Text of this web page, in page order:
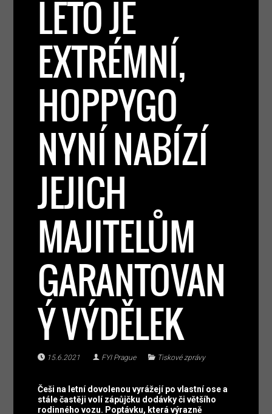
LÉTO JE
EXTRÉMNÍ,
HOPPYGO
NYNÍ NABÍZÍ
JEJICH
MAJITELŮM
GARANTOVAN
Ý VÝDĚLEK
15.6.2021 FYI Prague Tiskové zprávy
Češi na letní dovolenou vyrážejí po vlastní ose a
stále častěji volí zápůjčku dodávky či většího
rodinného vozu. Poptávku, která výrazně